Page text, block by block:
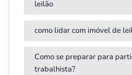
leilão
como lidar com imóvel de
Como se preparar para
trabalhista?